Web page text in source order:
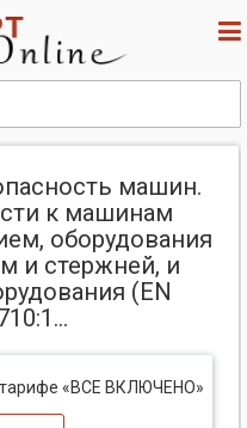
машин.
к машинам
оборудования
и стержней, и
(EN
«ВСЕ ВКЛЮЧЕНО»